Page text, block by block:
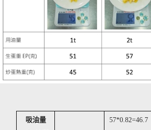
吸油量
57*0.82=46.7